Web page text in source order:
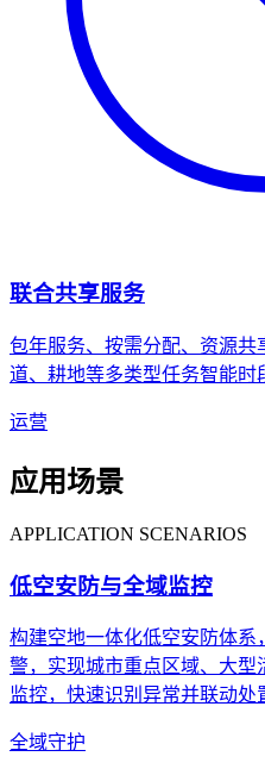
联合共享服务
包年服务、按需分配、资源
道、耕地等多类型任务智能时
运营
应用场景
APPLICATION SCENARIOS
低空安防与全域监控
构建空地一体化低空安防体
警，实现城市重点区域、大型
监控，快速识别异常并联动
全域守护